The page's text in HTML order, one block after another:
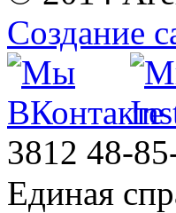
Создание
3812 48-
Единая